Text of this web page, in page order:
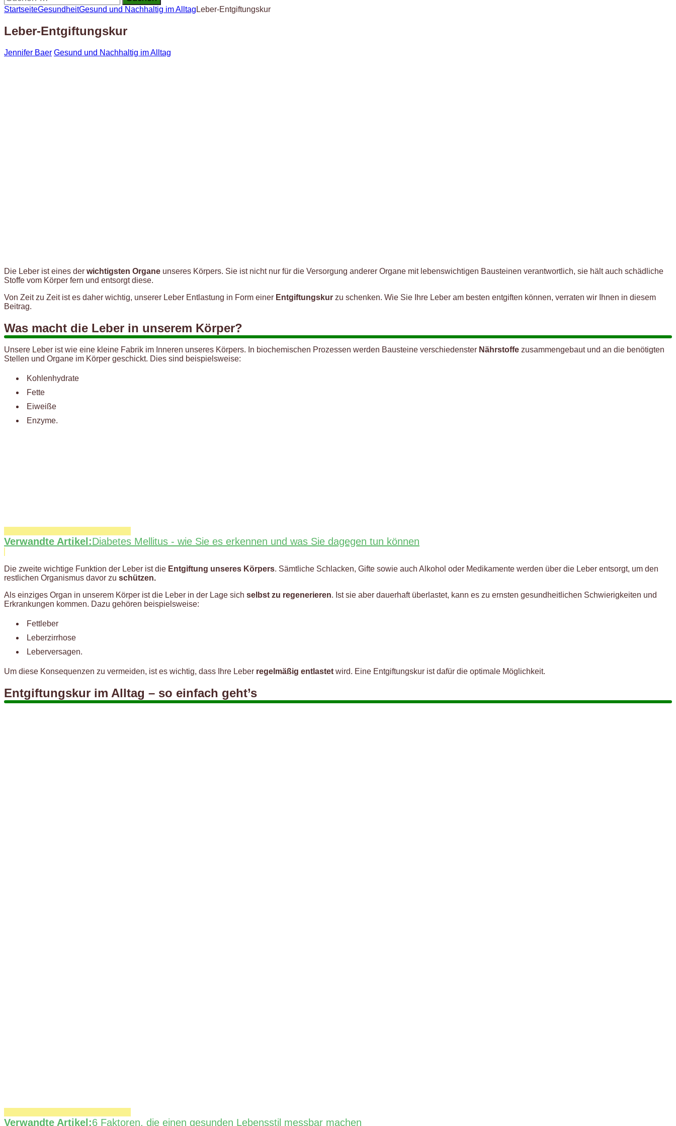
nach:
StartseiteGesundheitGesund und Nachhaltig im Alltag Leber-Entgiftungskur
Leber-Entgiftungskur
Jennifer Baer Gesund und Nachhaltig im Alltag
Die Leber ist eines der wichtigsten Organe unseres Körpers. Sie ist nicht nur für die Versorgung anderer Organe mit lebenswichtigen Bausteinen verantwortlich, sie hält auch schädliche
Stoffe vom Körper fern und entsorgt diese.
Von Zeit zu Zeit ist es daher wichtig, unserer Leber Entlastung in Form einer Entgiftungskur zu schenken. Wie Sie Ihre Leber am besten entgiften können, verraten wir Ihnen in diesem
Beitrag.
Was macht die Leber in unserem Körper?
Unsere Leber ist wie eine kleine Fabrik im Inneren unseres Körpers. In biochemischen Prozessen werden Bausteine verschiedenster Nährstoffe zusammengebaut und an die benötigten
Stellen und Organe im Körper geschickt. Dies sind beispielsweise:
Kohlenhydrate
Fette
Eiweiße
Enzyme.
Verwandte Artikel:Diabetes Mellitus - wie Sie es erkennen und was Sie dagegen tun können
Die zweite wichtige Funktion der Leber ist die Entgiftung unseres Körpers. Sämtliche Schlacken, Gifte sowie auch Alkohol oder Medikamente werden über die Leber entsorgt, um den
restlichen Organismus davor zu schützen.
Als einziges Organ in unserem Körper ist die Leber in der Lage sich selbst zu regenerieren. Ist sie aber dauerhaft überlastet, kann es zu ernsten gesundheitlichen Schwierigkeiten und
Erkrankungen kommen. Dazu gehören beispielsweise:
Fettleber
Leberzirrhose
Leberversagen.
Um diese Konsequenzen zu vermeiden, ist es wichtig, dass Ihre Leber regelmäßig entlastet wird. Eine Entgiftungskur ist dafür die optimale Möglichkeit.
Entgiftungskur im Alltag – so einfach geht’s
Verwandte Artikel:6 Faktoren, die einen gesunden Lebensstil messbar machen